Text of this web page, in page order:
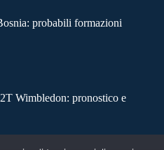
probabili formazioni
Wimbledon: pronostico e